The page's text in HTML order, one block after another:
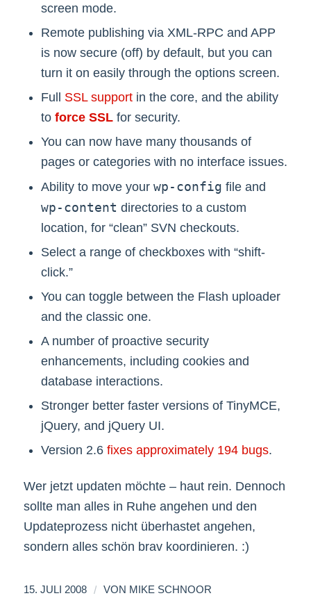
screen mode.
Remote publishing via XML-RPC and APP
is now secure (off) by default, but you can
turn it on easily through the options screen.
Full SSL supportin the core, and the ability
to force SSLfor security.
You can now have many thousands of
pages or categories with no interface issues.
Ability to move your wp-config file and
wp-content directories to a custom
location, for “clean” SVN checkouts.
Select a range of checkboxes with “shift-
click.”
You can toggle between the Flash uploader
and the classic one.
A number of proactive security
enhancements, including cookies and
database interactions.
Stronger better faster versions of TinyMCE,
jQuery, and jQuery UI.
Version 2.6 fixes approximately 194 bugs.
Wer jetzt updaten möchte – haut rein. Dennoch
sollte man alles in Ruhe angehen und den
Updateprozess nicht überhastet angehen,
sondern alles schön brav koordinieren. :)
15. JULI 2008 / VON MIKE SCHNOOR